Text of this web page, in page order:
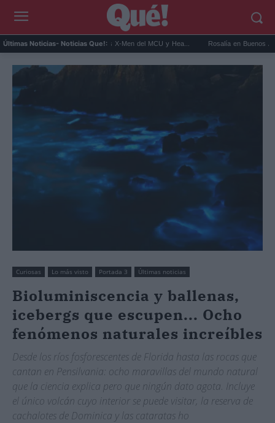
Últimas Noticias- Noticias Que!:
Cíclope en los X-Men del MCU y Hea... Rosalía en Buenos Aires: detiene el
Curiosas Lo más visto Portada 3 Últimas noticias
Bioluminiscencia y ballenas,
icebergs que escupen... Ocho
fenómenos naturales increíbles
Desde los ríos fosforescentes de Florida hasta las rocas que
cantan en Pensilvania: ocho maravillas del mundo natural
que la ciencia explica pero que ningún dato agota. Incluye
el único volcán cuyo interior se puede visitar, la reserva de
cachalotes de Dominica y las cataratas ho